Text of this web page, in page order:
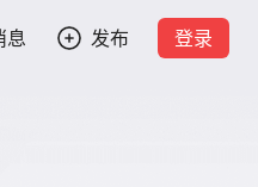
息 发布 登录